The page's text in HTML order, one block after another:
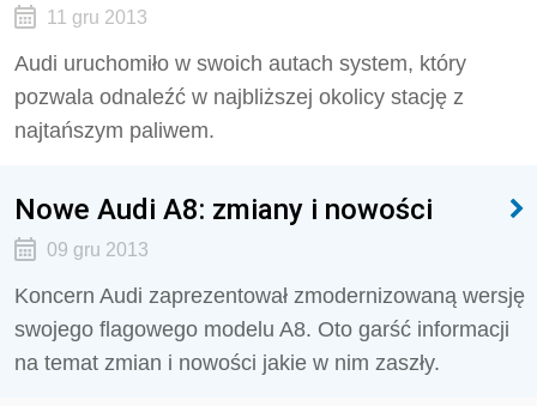
11 gru 2013
Audi uruchomiło w swoich autach system, który
pozwala odnaleźć w najbliższej okolicy stację z
najtańszym paliwem.
Nowe Audi A8: zmiany i nowości
09 gru 2013
Koncern Audi zaprezentował zmodernizowaną wersję
swojego flagowego modelu A8. Oto garść informacji
na temat zmian i nowości jakie w nim zaszły.